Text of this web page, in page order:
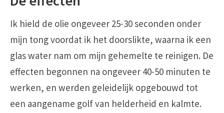
Ik hield de olie ongeveer 25-30 seconden onder
mijn tong voordat ik het doorslikte, waarna ik een
glas water nam om mijn gehemelte te reinigen. De
effecten begonnen na ongeveer 40-50 minuten te
werken, en werden geleidelijk opgebouwd tot
een aangename golf van helderheid en kalmte.